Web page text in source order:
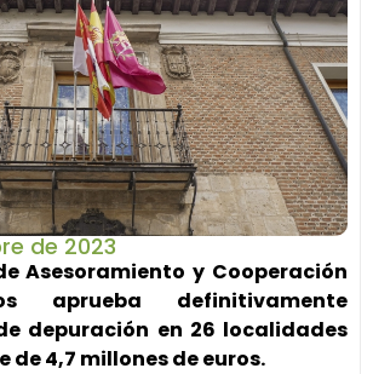
de 2023
Asesoramiento y Cooperación
aprueba definitivamente
depuración en 26 localidades
de 4,7 millones de euros.